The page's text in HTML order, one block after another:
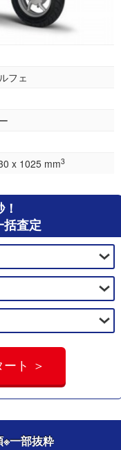
フェ
x 1025 mm3
括査定
ート ＞
※一部抜粋